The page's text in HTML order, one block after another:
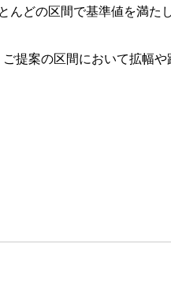
どの区間で基準値を満た
提案の区間において拡幅や